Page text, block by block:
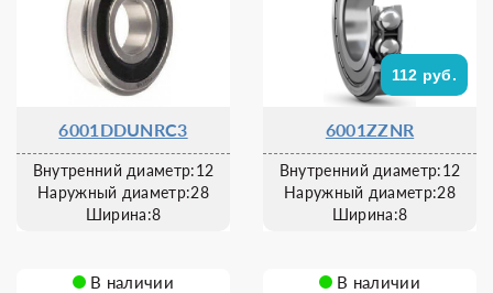
6001DDUNRC3
Внутренний диаметр:12
Наружный диаметр:28
Ширина:8
112 руб.
6001ZZNR
Внутренний диаметр:12
Наружный диаметр:28
Ширина:8
В наличии В наличии